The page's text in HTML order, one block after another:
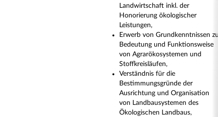
Landwirtschaft inkl. der
Honorierung ökologischer
Leistungen,
Erwerb von Grundkenntnissen
Bedeutung und Funktionsweise
von Agrarökosystemen und
Stoffkreisläufen,
Verständnis für die
Bestimmungsgründe der
Ausrichtung und Organisation
von Landbausystemen des
Ökologischen Landbaus,